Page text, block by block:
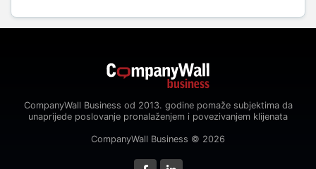
CompanyWall Business od 2013. godine pomaže subjektima da
unaprijede poslovanje pronalaženjem i povezivanjem klijenata
CompanyWall Business © 2026